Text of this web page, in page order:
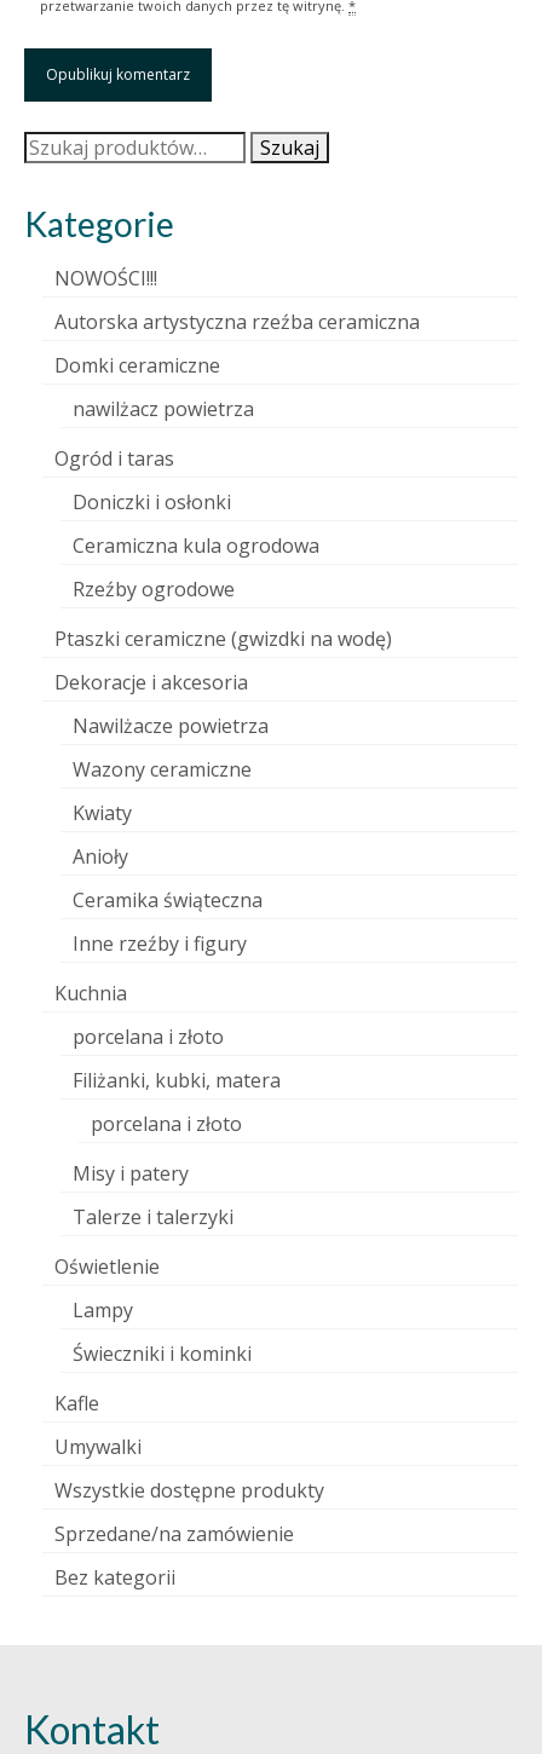
przetwarzanie twoich danych przez tę witrynę. *
Szukaj: Szukaj
Kategorie
NOWOŚCI!!!
Autorska artystyczna rzeźba ceramiczna
Domki ceramiczne
nawilżacz powietrza
Ogród i taras
Doniczki i osłonki
Ceramiczna kula ogrodowa
Rzeźby ogrodowe
Ptaszki ceramiczne (gwizdki na wodę)
Dekoracje i akcesoria
Nawilżacze powietrza
Wazony ceramiczne
Kwiaty
Anioły
Ceramika świąteczna
Inne rzeźby i figury
Kuchnia
porcelana i złoto
Filiżanki, kubki, matera
porcelana i złoto
Misy i patery
Talerze i talerzyki
Oświetlenie
Lampy
Świeczniki i kominki
Kafle
Umywalki
Wszystkie dostępne produkty
Sprzedane/na zamówienie
Bez kategorii
Kontakt